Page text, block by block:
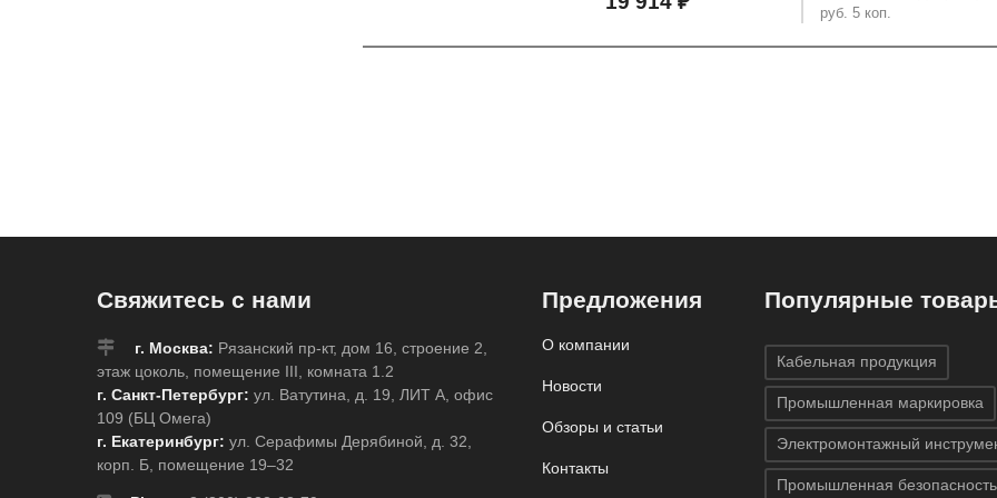
руб. 5 коп.
Свяжитесь с нами
г. Москва: Рязанский пр-кт, дом 16, строение 2,
этаж цоколь, помещение III, комната 1.2
г. Санкт-Петербург: ул. Ватутина, д. 19, ЛИТ А, офис
109 (БЦ Омега)
г. Екатеринбург: ул. Серафимы Дерябиной, д. 32,
корп. Б, помещение 19–32
Предложения
О компании
Новости
Обзоры и статьи
Контакты
Популярные
Кабельная продукция
Промышленная маркировка
Электромонтажный
Промышленная безопасность